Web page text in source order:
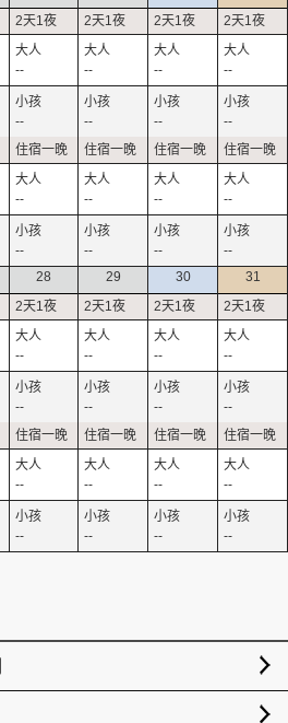
--
--
--
--
--
--
--
--
--
--
--
--
--
--
--
--
28
--
--
--
--
29
--
--
--
--
30
--
--
--
--
31
--
--
--
--